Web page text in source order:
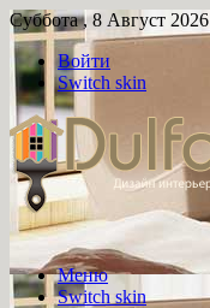
Суббота , 8 Август 2026
Войти
Switch skin
Меню
Switch skin